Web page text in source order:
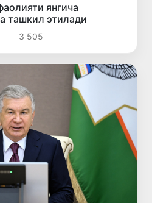
янгича
ташкил этилади
3 505